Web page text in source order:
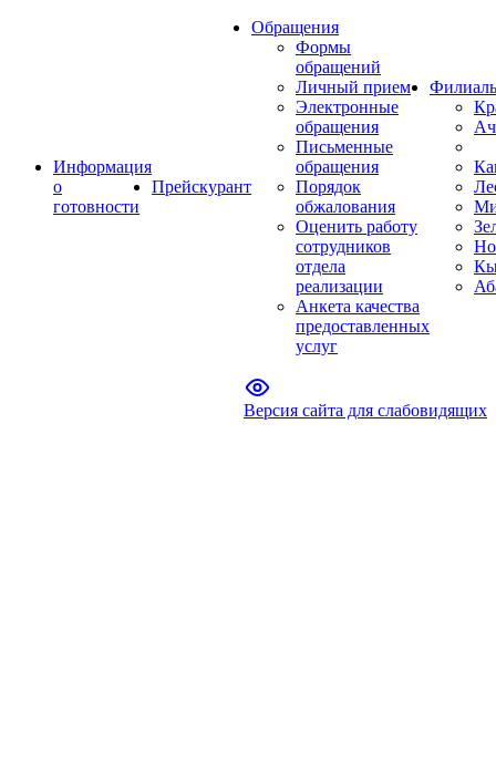
Информация
о
готовности
Прейскурант
Обращения
Формы
обращений
Личный прием
Электронные
обращения
Письменные
обращения
Порядок
обжалования
Оценить работу
сотрудников
отдела
реализации
Анкета качества
предоставленных
услуг
Версия сайта для слабовидящих